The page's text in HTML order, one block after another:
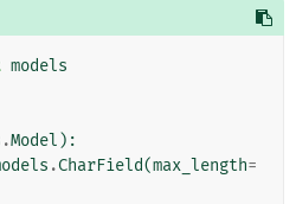
models
.Model ):
.CharField(max_length=